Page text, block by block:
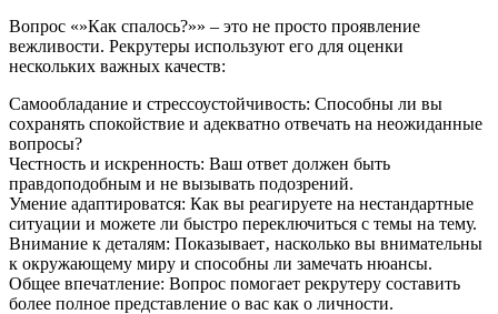
Вопрос «»Как спалось?»» – это не просто проявление
вежливости. Рекрутеры используют его для оценки
нескольких важных качеств:
Самообладание и стрессоустойчивость: Способны ли вы
сохранять спокойствие и адекватно отвечать на неожиданные
вопросы?
Честность и искренность: Ваш ответ должен быть
правдоподобным и не вызывать подозрений.
Умение адаптироватся: Как вы реагируете на нестандартные
ситуации и можете ли быстро переключиться с темы на тему.
Внимание к деталям: Показывает‚ насколько вы внимательны
к окружающему миру и способны ли замечать нюансы.
Общее впечатление: Вопрос помогает рекрутеру составить
более полное представление о вас как о личности.